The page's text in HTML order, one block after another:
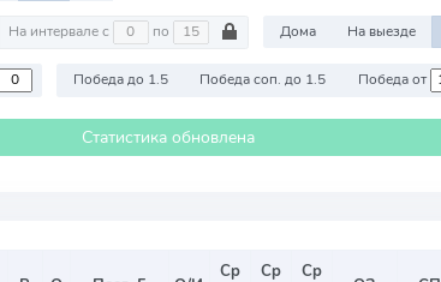
На интервале с по Дома На выезде
Победа до 1.5 Победа соп. до 1.5 Победа от
Статистика обновлена
Ср
Ср
Ср